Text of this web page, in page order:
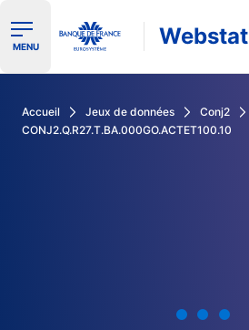
Ouvrir le menu de navigation
MENU Webstat
Accueil Jeux de données
Conj2
CONJ2.Q.R27.T.BA.000GO.ACTET100.10